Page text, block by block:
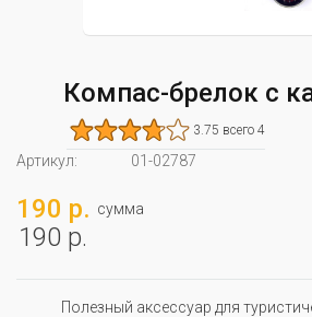
Компас-брелок с
3.75 всего 4
Артикул:
01-02787
190 р. сумма
190 р.
Полезный аксессуар для